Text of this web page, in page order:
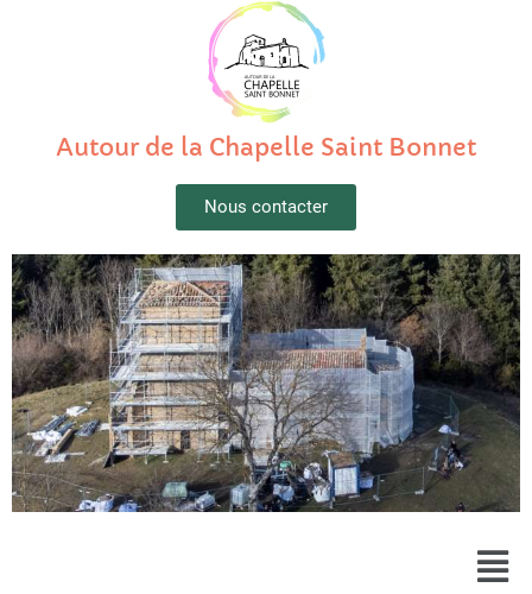
Autour de la Chapelle Saint Bonnet
Nous contacter